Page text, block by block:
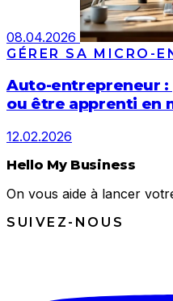
08.04.2026
GÉRER SA MICRO-
Auto-entrepreneur
ou être apprenti en
12.02.2026
Hello My Business
On vous aide à lancer
SUIVEZ-NOUS